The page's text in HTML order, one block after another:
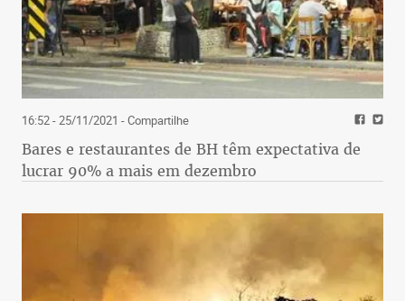
16:52 - 25/11/2021 - Compartilhe
Bares e restaurantes de BH têm expectativa de
lucrar 90% a mais em dezembro